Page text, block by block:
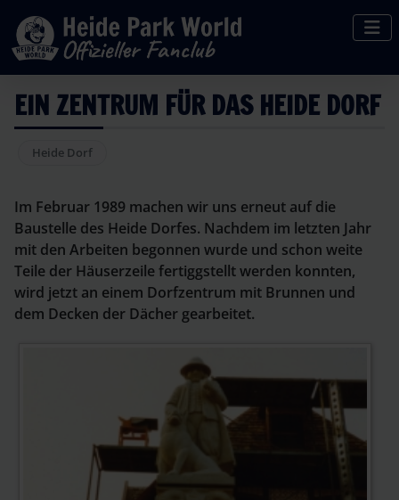
EIN ZENTRUM FÜR DAS HEIDE DORF
Heide Dorf
Im Februar 1989 machen wir uns erneut auf die
Baustelle des Heide Dorfes. Nachdem im letzten Jahr
mit den Arbeiten begonnen wurde und schon weite
Teile der Häuserzeile fertiggstellt werden konnten,
wird jetzt an einem Dorfzentrum mit Brunnen und
dem Decken der Dächer gearbeitet.